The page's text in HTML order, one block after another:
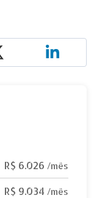
R$ 6.026 /mês
R$ 9.034 /mês